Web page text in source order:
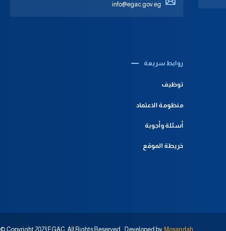
info@egac.gov.eg
روابط سريعة‎
توظيف
منظومة الاعتماد
أسئلة وأجوبة
خريطة الموقع
© Copyright 2023 EGAC, All Rights Reserved .. Developed by Mosandah